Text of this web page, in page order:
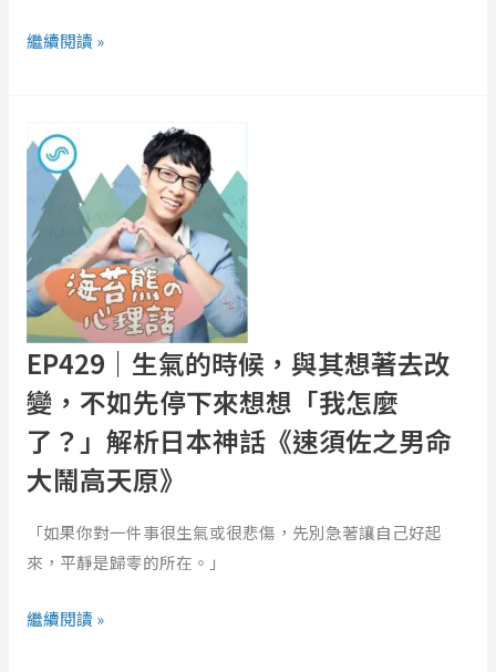
物
繼續閱讀 »
EP429｜生氣的時候，與其想著去改
變，不如先停下來想想「我怎麼
了？」解析日本神話《速須佐之男命
大鬧高天原》
「如果你對一件事很生氣或很悲傷，先別急著讓自己好起
來，平靜是歸零的所在。」
｜
生
的
時
候，
與
其
想
著
去
改
變，
不
如
停
繼續閱讀 »